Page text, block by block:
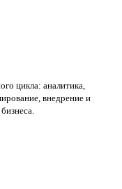
цикла: аналитика,
внедрение и